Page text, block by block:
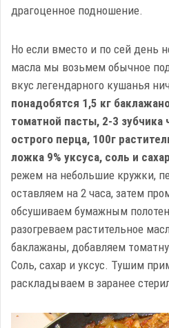
драгоценное подношение.
Но если вместо и по сей день
масла мы возьмем обычное
вкус легендарного кушанья
понадобятся 1,5 кг
томатной пасты, 2-3 зубчика
острого перца, 100г
ложка 9% уксуса, соль и
режем на небольшие кружки,
оставляем на 2 часа, затем
обсушиваем бумажным
разогреваем растительное
баклажаны, добавляем
Соль, сахар и уксус. Тушим
раскладываем в заранее